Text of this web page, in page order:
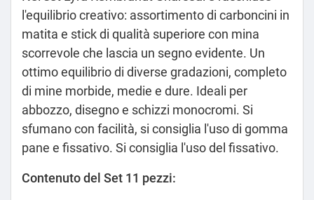
l'equilibrio creativo: assortimento di carboncini in
matita e stick di qualità superiore con mina
scorrevole che lascia un segno evidente. Un
ottimo equilibrio di diverse gradazioni, completo
di mine morbide, medie e dure. Ideali per
abbozzo, disegno e schizzi monocromi. Si
sfumano con facilità, si consiglia l'uso di gomma
pane e fissativo. Si consiglia l'uso del fissativo.
Contenuto del Set 11 pezzi: